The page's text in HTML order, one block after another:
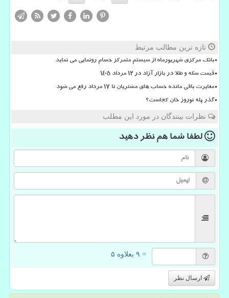
تازه ترین مطالب مرتبط
بانک مرکزی شهریورماه از سیستم متمرکز حسام رونمایی می نماید
قیمت سکه و طلا در بازار آزاد در ۱۲ مرداد ۱۴۰۵
مغایرت باقی مانده حساب های مشتریان تا 17 مرداد رفع می شود
گذر پله نوروز خان کجاست؟
نظرات بینندگان در مورد این مطلب
لطفا شما همنظر دهید
= ۹ بعلاوه ۵
ارسال نظر